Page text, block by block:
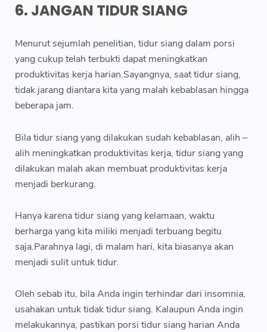
6. JANGAN TIDUR SIANG
Menurut sejumlah penelitian, tidur siang dalam porsi
yang cukup telah terbukti dapat meningkatkan
produktivitas kerja harian.Sayangnya, saat tidur siang,
tidak jarang diantara kita yang malah kebablasan hingga
beberapa jam.
Bila tidur siang yang dilakukan sudah kebablasan, alih –
alih meningkatkan produktivitas kerja, tidur siang yang
dilakukan malah akan membuat produktivitas kerja
menjadi berkurang.
Hanya karena tidur siang yang kelamaan, waktu
berharga yang kita miliki menjadi terbuang begitu
saja.Parahnya lagi, di malam hari, kita biasanya akan
menjadi sulit untuk tidur.
Oleh sebab itu, bila Anda ingin terhindar dari insomnia,
usahakan untuk tidak tidur siang. Kalaupun Anda ingin
melakukannya, pastikan porsi tidur siang harian Anda